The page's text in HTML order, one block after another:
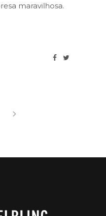
maravilhosa.